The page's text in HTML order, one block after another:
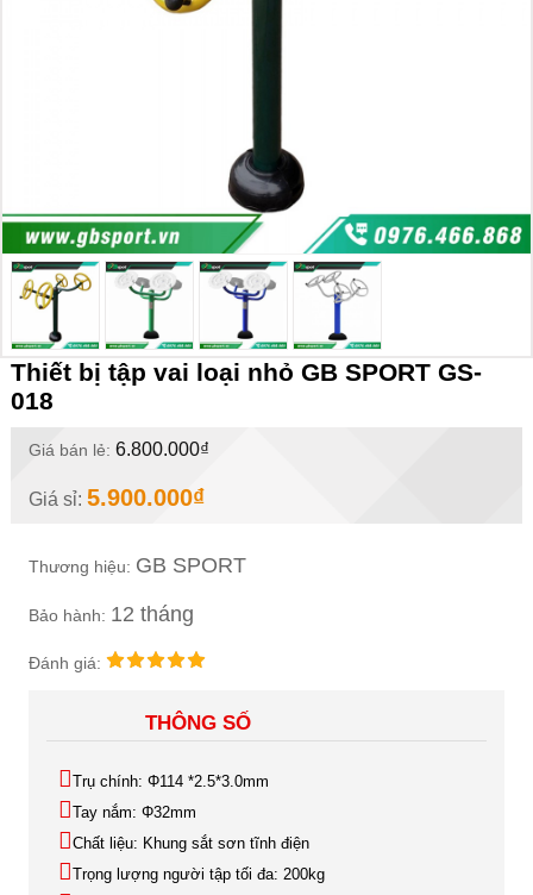
Thiết bị tập vai loại nhỏ GB SPORT GS-
018
Giá bán lẻ: 6.800.000₫
Giá sỉ: 5.900.000₫
Thương hiệu: GB SPORT
Bảo hành: 12 tháng
Đánh giá:
THÔNG SỐ
Trụ chính: Φ114 *2.5*3.0mm
Tay nắm: Φ32mm
Chất liệu: Khung sắt sơn tĩnh điện
Trọng lượng người tập tối đa: 200kg